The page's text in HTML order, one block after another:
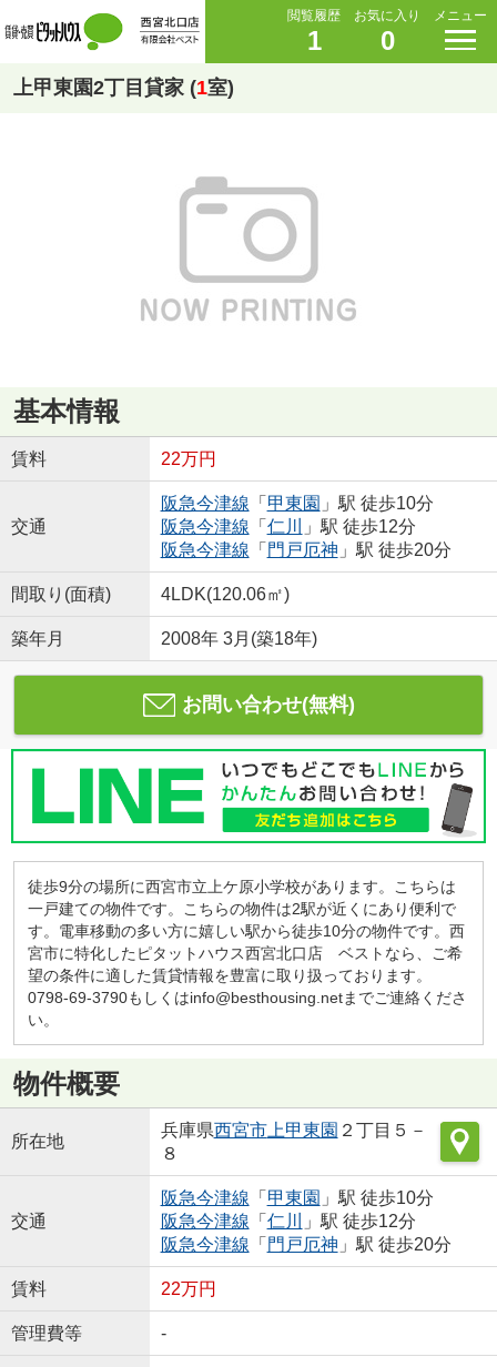
閲覧履歴
1
お気に入り
0
メニュー
上甲東園2丁目貸家 (1室)
基本情報
賃料 22万円
交通
阪急今津線 「 甲東園 」駅 徒歩10分
阪急今津線 「 仁川
」駅 徒歩12分
阪急今津線 「 門戸厄神 」駅 徒歩20分
間取り(面積) 4LDK(120.06㎡)
築年月 2008年 3月(築18年)
お問い合わせ(無料)
徒歩9分の場所に西宮市立上ケ原小学校があります。こちらは
一戸建ての物件です。こちらの物件は2駅が近くにあり便利で
す。電車移動の多い方に嬉しい駅から徒歩10分の物件です。西
宮市に特化したピタットハウス西宮北口店 ベストなら、ご希
望の条件に適した賃貸情報を豊富に取り扱っております。
0798-69-3790もしくはinfo@besthousing.netまでご連絡くださ
い。
物件概要
所在地
兵庫県西宮市上甲東園 ２丁目５－
８
交通
阪急今津線 「 甲東園 」駅 徒歩10分
阪急今津線 「 仁川
」駅 徒歩12分
阪急今津線 「 門戸厄神 」駅 徒歩20分
賃料 22万円
管理費等 -